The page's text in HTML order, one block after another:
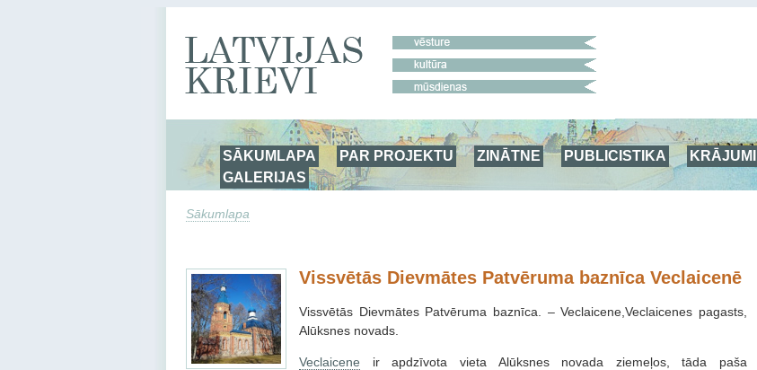
SĀKUMLAPA PAR PROJEKTU ZINĀTNE PUBLICISTIKA KRĀJUMI
GALERIJAS
Sākumlapa
Vissvētās Dievmātes Patvēruma baznīca Veclaicenē
Vissvētās Dievmātes Patvēruma baznīca. – Veclaicene,Veclaicenes pagasts,
Alūksnes novads.
Veclaicene ir apdzīvota vieta Alūksnes novada ziemeļos, tāda paša